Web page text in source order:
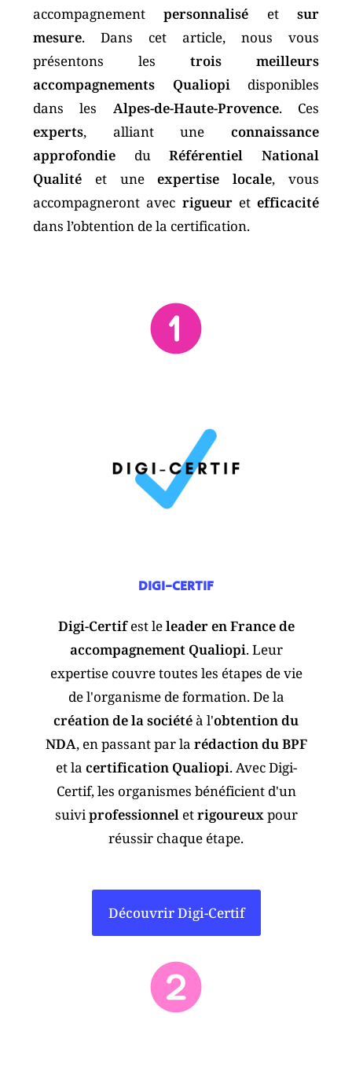
accompagnementpersonnalisé et sur
mesure. Dans cet article, nous vous
présentons les trois meilleurs
accompagnements Qualiopidisponibles
dans les Alpes-de-Haute-Provence. Ces
experts, alliant une connaissance
approfondie duRéférentiel National
Qualité et uneexpertise locale, vous
accompagneront avec rigueuret efficacité
dans l’obtention de la certification.
DIGI-CERTIF
Digi-Certifest leleader en France de
accompagnement Qualiopi. Leur
expertise couvre toutes les étapes de vie
de l'organisme de formation. De la
création de la sociétéà l'obtention du
NDA, en passant par la rédaction du BPF
et la certification Qualiopi. Avec Digi-
Certif, les organismes bénéficient d'un
suiviprofessionneletrigoureuxpour
réussir chaque étape.
Découvrir Digi-Certif